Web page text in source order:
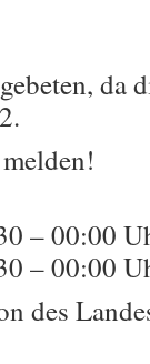
da
– 00:00
– 00:00
des